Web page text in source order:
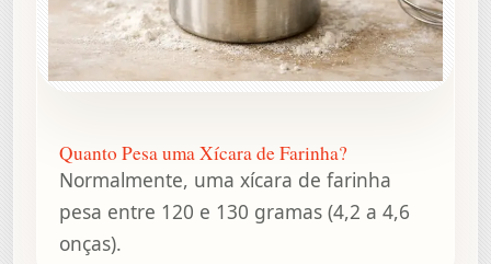
Quanto Pesa uma Xícara de Farinha?
Normalmente, uma xícara de farinha
pesa entre 120 e 130 gramas (4,2 a 4,6
onças).